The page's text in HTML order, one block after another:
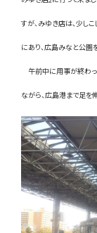
車検/整備
グーネット在
会社概要
お問い合わせ
LINE
すが、みゆき店は、少し
にあり、広島みなと公園
午前中に用事が終わっ
ながら、広島港まで足を